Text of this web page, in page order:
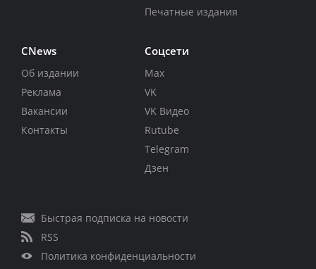
Печатные издания
CNews
Об издании
Реклама
Вакансии
Контакты
Соцсети
Max
VK
VK Видео
Rutube
Telegram
Дзен
Быстрая подписка на новости
RSS
Политика конфиденциальности